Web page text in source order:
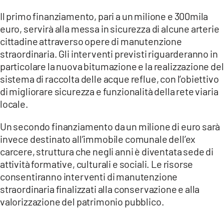
CATANZAROCHANNEL.IT
LACAPITALENEWS.IT
App
ANDROID
Il primo finanziamento, pari a un milione e 300mila
euro, servirà alla messa in sicurezza di alcune arterie
cittadine attraverso opere di manutenzione
straordinaria. Gli interventi previsti riguarderanno in
particolare la nuova bitumazione e la realizzazione del
sistema di raccolta delle acque reflue, con l’obiettivo
di migliorare sicurezza e funzionalità della rete viaria
locale.
Un secondo finanziamento da un milione di euro sarà
invece destinato all’immobile comunale dell’ex
carcere, struttura che negli anni è diventata sede di
attività formative, culturali e sociali. Le risorse
consentiranno interventi di manutenzione
straordinaria finalizzati alla conservazione e alla
valorizzazione del patrimonio pubblico.